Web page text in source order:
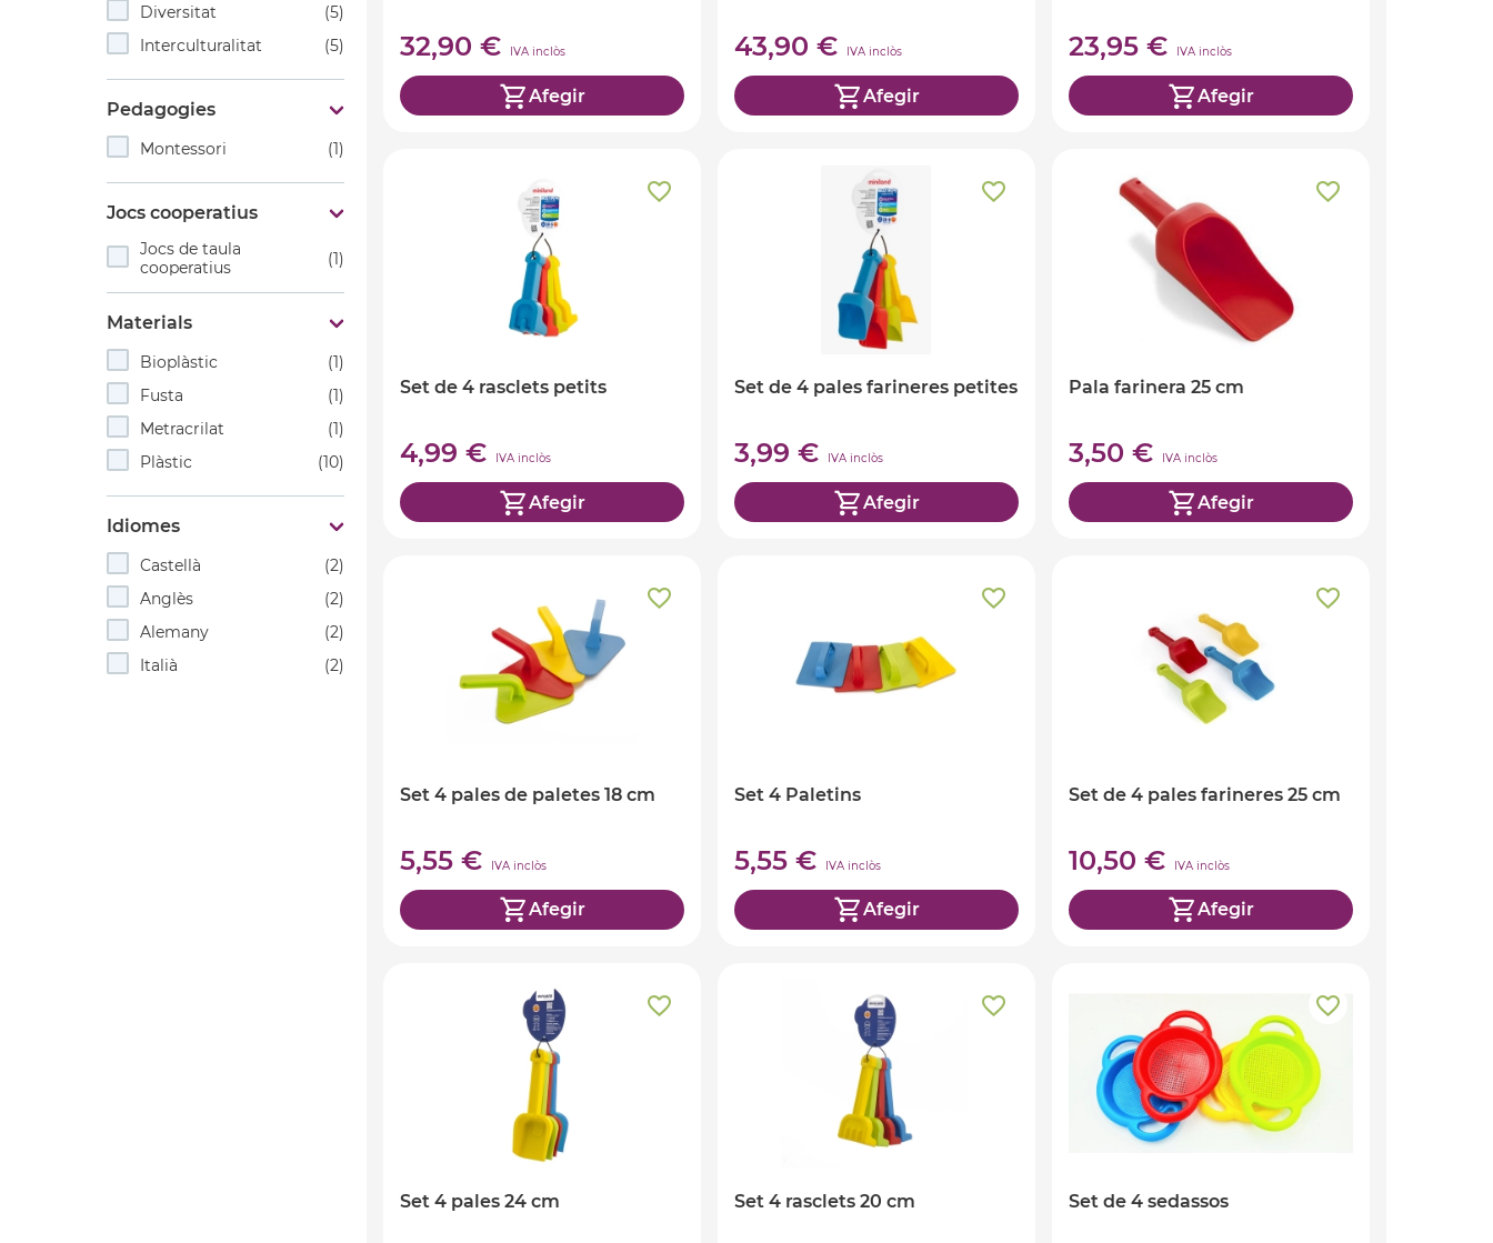
Diversitat
(5)
Interculturalitat
(5)
Pedagogies
Montessori (1)
Jocs cooperatius
Jocs de taula
cooperatius
(1)
Materials
Bioplàstic
(1)
Fusta
(1)
Metracrilat
(1)
Plàstic
(10)
Idiomes
Castellà
(2)
Anglès
(2)
Alemany
(2)
Italià
(2)
32,90 € IVA inclòs
Afegir
43,90 € IVA inclòs
Afegir
23,95 € IVA inclòs
Afegir
Set de 4 rasclets petits
4,99 € IVA inclòs
Afegir
Set de 4 pales farineres petites
3,99 € IVA inclòs
Afegir
Pala farinera 25 cm
3,50 € IVA inclòs
Afegir
Set 4 pales de paletes 18 cm
5,55 € IVA inclòs
Afegir
Set 4 Paletins
5,55 € IVA inclòs
Afegir
Set de 4 pales farineres 25 cm
10,50 € IVA inclòs
Afegir
Set 4 pales 24 cm Set 4 rasclets 20 cm Set de 4 sedassos